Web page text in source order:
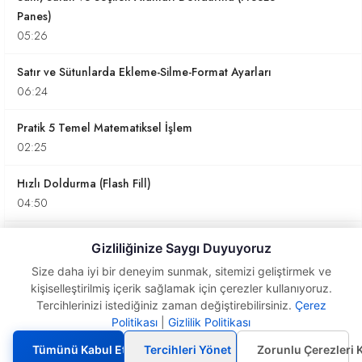
Panes)
05:26
Satır ve Sütunlarda Ekleme-Silme-Format Ayarları
06:24
Pratik 5 Temel Matematiksel İşlem
02:25
Hızlı Doldurma (Flash Fill)
04:50
Sıralama ve Filtre (Sort and Filter)
Bul ve Değiştir (Find and Replace)
04:05
Çalışma Sayfasını Paylaşma
Bul ve Değiştir (Find
and Replace)
Gizliliğinize Saygı Duyuyoruz
Size daha iyi bir deneyim sunmak, sitemizi geliştirmek ve
kişiselleştirilmiş içerik sağlamak için çerezler kullanıyoruz.
Tercihlerinizi istediğiniz zaman değiştirebilirsiniz. Çerez
Politikası
Gizlilik Politikası
Tümünü Kabul Et
Tercihleri Yönet Zorunlu Çerezleri